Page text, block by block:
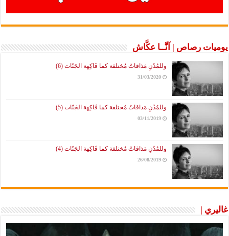
يوميات رصاص | آنَّــا عكَّاش
وللمُدُنِ مَذاقاتٌ مُختلفة كما فَاكِهة الجَنّات (6)
31/03/2020
وللمُدُنِ مَذاقاتٌ مُختلفة كما فَاكِهة الجَنّات (5)
03/11/2019
وللمُدُنِ مَذاقاتٌ مُختلفة كما فَاكِهة الجَنّات (4)
26/08/2019
غاليري |